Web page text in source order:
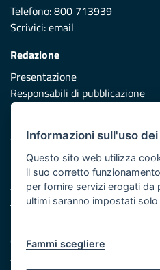
Telefono: 800 713939
Scrivici:email
Redazione
Presentazione
Responsabili di pubblicazione
Vai al sito di Protezione Civile
Iniziativa finanziata con
Asse XI
Cookie e privacy
Atti di notifica
Informazioni sull'uso
Questo sito web utilizza
il suo corretto
per fornire servizi erogati da
ultimi saranno impostati
Fammi scegliere